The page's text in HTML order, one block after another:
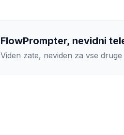
FlowPrompter, nevidni
Viden zate, neviden za vse druge